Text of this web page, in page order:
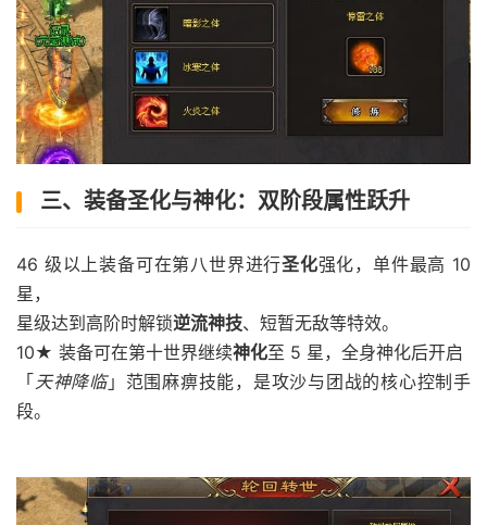
三、装备圣化与神化：双阶段属性跃升
46 级以上装备可在第八世界进行圣化强化，单件最高 10
星，
星级达到高阶时解锁逆流神技、短暂无敌等特效。
10★ 装备可在第十世界继续神化至 5 星，全身神化后开启
「天神降临」范围麻痹技能，是攻沙与团战的核心控制手
段。